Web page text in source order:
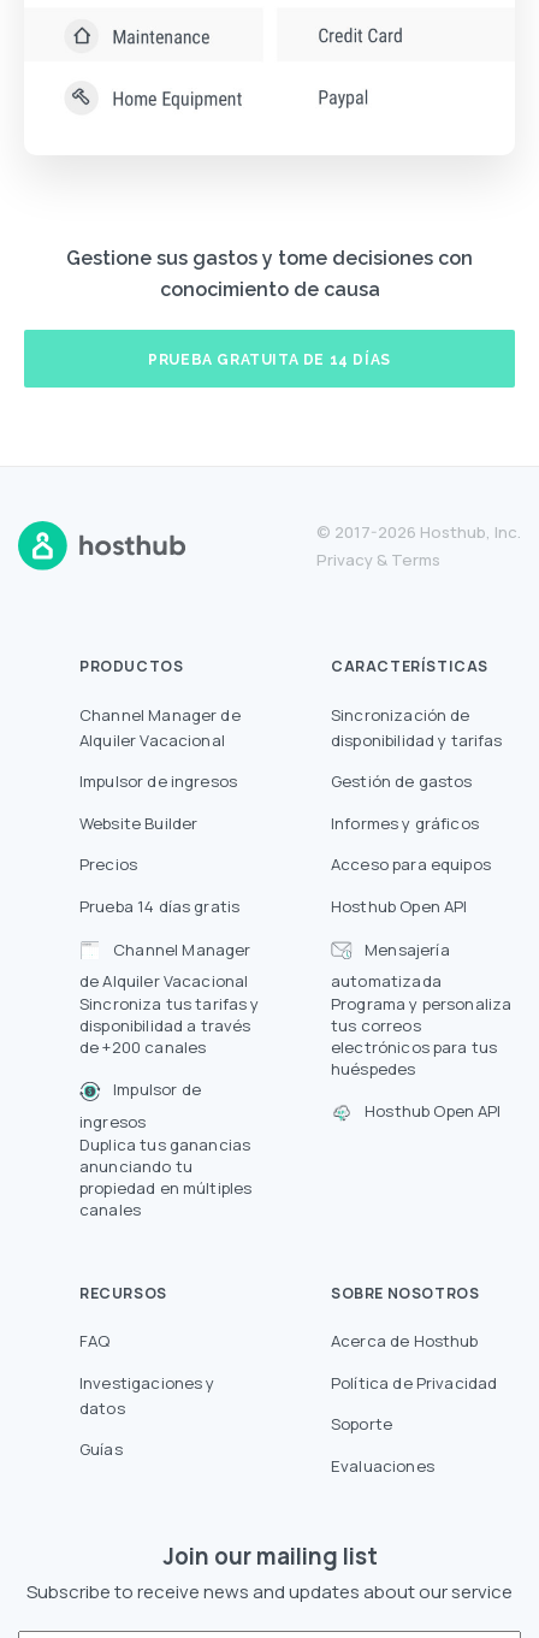
Gestione sus gastos y tome decisiones con
conocimiento de causa
PRUEBA GRATUITA DE 14 DÍAS
© 2017-2026 Hosthub, Inc.
Privacy & Terms
PRODUCTOS
Channel Manager de
Alquiler Vacacional
Impulsor de ingresos
Website Builder
Precios
Prueba 14 días gratis
Channel Manager
de Alquiler Vacacional
Sincroniza tus tarifas y
disponibilidad a través
de +200 canales
Impulsor de
ingresos
Duplica tus ganancias
anunciando tu
propiedad en múltiples
canales
CARACTERÍSTICAS
Sincronización de
disponibilidad y tarifas
Gestión de gastos
Informes y gráficos
Acceso para equipos
Hosthub Open API
Mensajería
automatizada
Programa y personaliza
tus correos
electrónicos para tus
huéspedes
Hosthub Open API
RECURSOS
FAQ
Investigaciones y
datos
Guías
SOBRE NOSOTROS
Acerca de Hosthub
Política de Privacidad
Soporte
Evaluaciones
Join our mailing list
Subscribe to receive news and updates about our service